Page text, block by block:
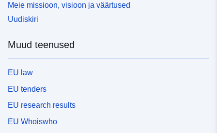
Meie missioon, visioon ja väärtused
Uudiskiri
Muud teenused
EU law
EU tenders
EU research results
EU Whoiswho